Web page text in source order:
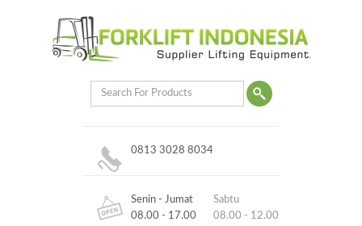
0813 3028 8034
Senin - Jumat
08.00 - 17.00
Sabtu
08.00 - 12.00